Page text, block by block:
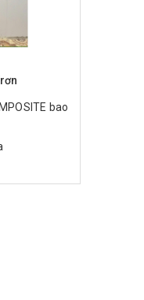
bao
cao su